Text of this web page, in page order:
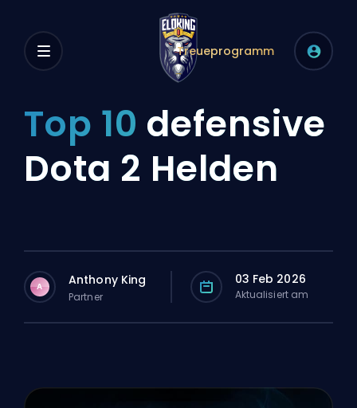
Treueprogramm
Top 10 defensive
Dota 2 Helden
A Anthony King
Partner
03 Feb 2026
Aktualisiert am